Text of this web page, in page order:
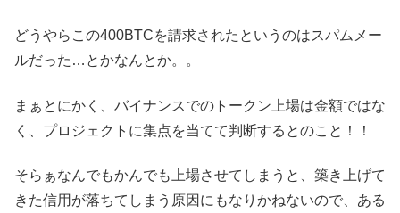
どうやらこの400BTCを請求されたというのはスパムメー
ルだった…とかなんとか。。
まぁとにかく、バイナンスでのトークン上場は金額ではな
く、プロジェクトに集点を当てて判断するとのこと！！
そらぁなんでもかんでも上場させてしまうと、築き上げて
きた信用が落ちてしまう原因にもなりかねないので、ある